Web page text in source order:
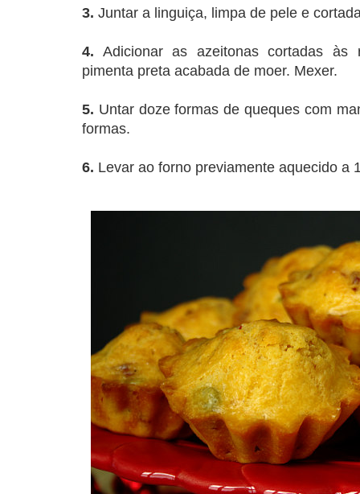
3. Juntar a linguiça, limpa de pele e
4. Adicionar as azeitonas cortadas às
pimenta preta acabada de moer. Mexer.
5. Untar doze formas de queques com
formas.
6. Levar ao forno previamente aquecido a